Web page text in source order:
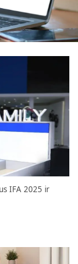
IFA 2025 ir